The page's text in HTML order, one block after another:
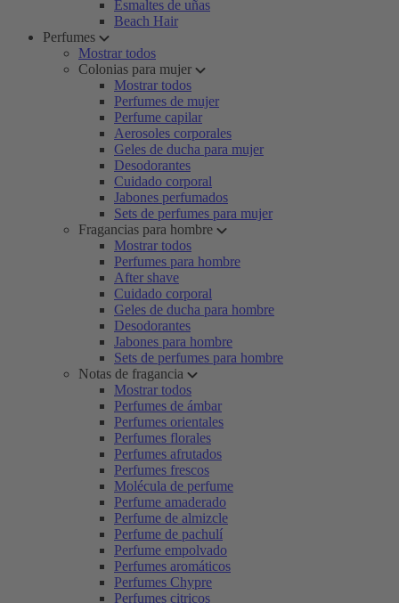
Esmaltes de uñas
Beach Hair
Perfumes
Mostrar todos
Colonias para mujer
Mostrar todos
Perfumes de mujer
Perfume capilar
Aerosoles corporales
Geles de ducha para mujer
Desodorantes
Cuidado corporal
Jabones perfumados
Sets de perfumes para mujer
Fragancias para hombre
Mostrar todos
Perfumes para hombre
After shave
Cuidado corporal
Geles de ducha para hombre
Desodorantes
Jabones para hombre
Sets de perfumes para hombre
Notas de fragancia
Mostrar todos
Perfumes de ámbar
Perfumes orientales
Perfumes florales
Perfumes afrutados
Perfumes frescos
Molécula de perfume
Perfume amaderado
Perfume de almizcle
Perfume de pachulí
Perfume empolvado
Perfumes aromáticos
Perfumes Chypre
Perfumes citricos